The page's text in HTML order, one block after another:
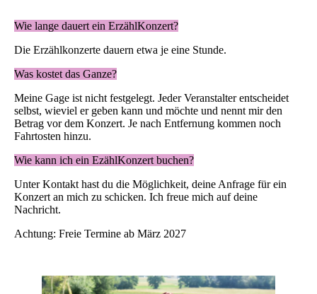
Wie lange dauert ein ErzählKonzert?
Die Erzählkonzerte dauern etwa je eine Stunde.
Was kostet das Ganze?
Meine Gage ist nicht festgelegt. Jeder Veranstalter entscheidet
selbst, wieviel er geben kann und möchte und nennt mir den
Betrag vor dem Konzert. Je nach Entfernung kommen noch
Fahrtosten hinzu.
Wie kann ich ein EzählKonzert buchen?
Unter Kontakt hast du die Möglichkeit, deine Anfrage für ein
Konzert an mich zu schicken. Ich freue mich auf deine
Nachricht.
Achtung: Freie Termine ab März 2027